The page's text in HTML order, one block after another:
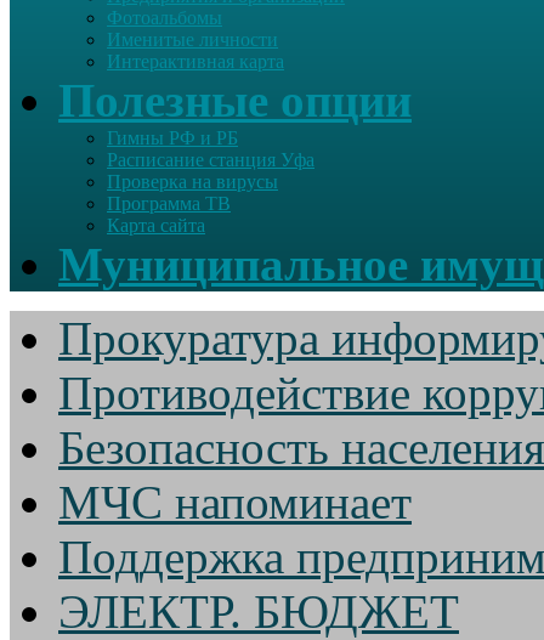
Фотоальбомы
Именитые личности
Интерактивная карта
Полезные опции
Гимны РФ и РБ
Расписание станция Уфа
Проверка на вирусы
Программа ТВ
Карта сайта
Муниципальное
Прокуратура
Противодействие
Безопасность населения
МЧС напоминает
Поддержка
ЭЛЕКТР. БЮДЖЕТ